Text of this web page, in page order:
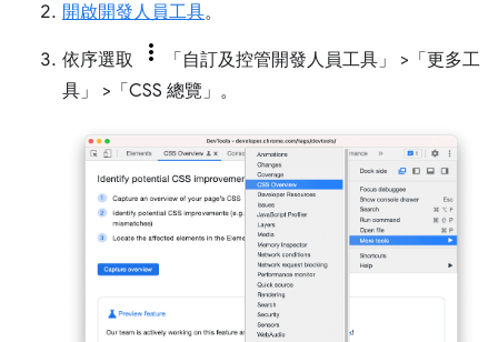
開啟開發人員工具。
依序選取 「自訂及控管開發人員工具」
>「更多工
具」
>「CSS 總覽」 。